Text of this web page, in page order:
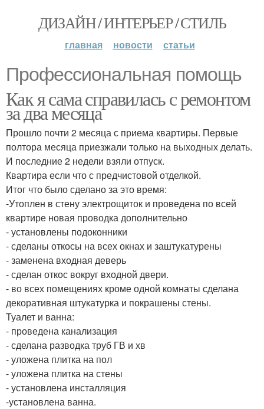
ДИЗАЙН / ИНТЕРЬЕР / СТИЛЬ
главная новости статьи
Профессиональная помощь
Как я сама справилась с ремонтом
за два месяца
Прошло почти 2 месяца с приема квартиры. Первые
полтора месяца приезжали только на выходных делать.
И последние 2 недели взяли отпуск.
Квартира если что с предчистовой отделкой.
Итог что было сделано за это время:
-Утоплен в стену электрощиток и проведена по всей
квартире новая проводка дополнительно
- установлены подоконники
- сделаны откосы на всех окнах и заштукатурены
- заменена входная деверь
- сделан откос вокруг входной двери.
- во всех помещениях кроме одной комнаты сделана
декоративная штукатурка и покрашены стены.
Туалет и ванна:
- проведена канализация
- сделана разводка труб ГВ и хв
- уложена плитка на пол
- уложена плитка на стены
- установлена инсталляция
-установлена ванна.